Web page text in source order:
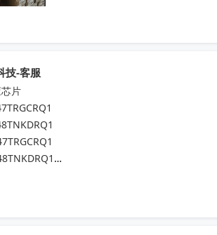
STM8S207R8T6
STM32G030C8T6
TDA7708LX  TDA7850
TDA75610S-Z
TDA7708LX32TR
VYT  TDA7388  TDA7851L
51A-TE2  APM32F407ZGT6
QN8035-SAEN  TDA8920CTH
08G  F50L2G41XA-104YG2B
BYK0  TEF6686  TP9950-FA
技-客服
片